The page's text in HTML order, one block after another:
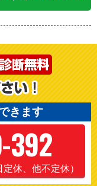
、他不定休）
くはコチラ
きます